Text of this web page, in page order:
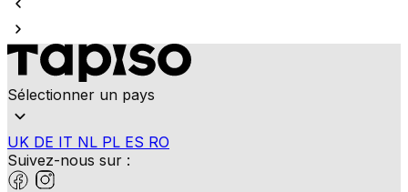
Sélectionner un pays
UK DE IT NL PL ES RO
Suivez-nous sur :